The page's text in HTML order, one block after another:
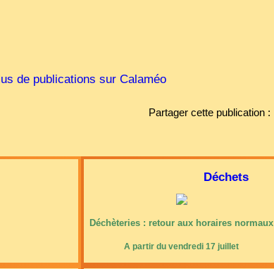
de publications sur Calaméo
Partager cette publication :
Déchets
Déchèteries : retour aux horaires normaux
A partir du vendredi 17 juillet